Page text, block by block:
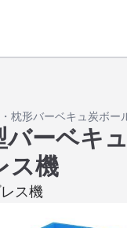
枕形バーベキュ炭ボー
バーベキ
ス機
ス機